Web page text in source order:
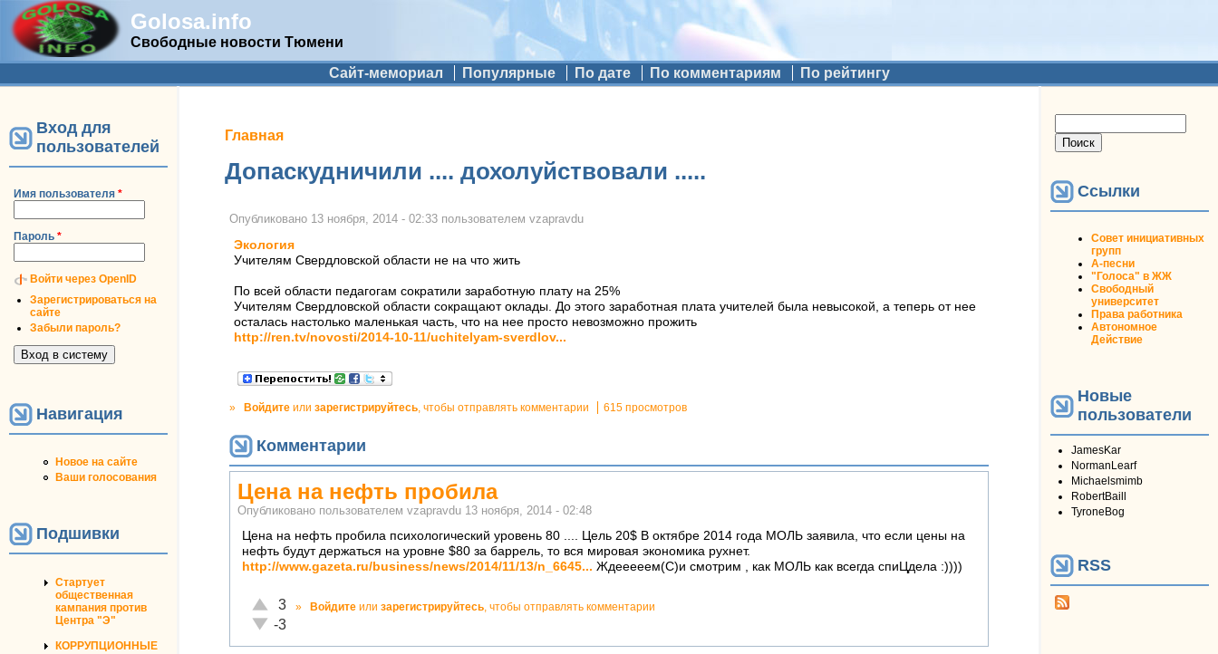
Golosa.info
Свободные новости Тюмени
Дополнительное меню Сайт-мемориал Популярные По дате По комментариям По рейтингу
Вход для
пользователей
Имя пользователя *
Пароль *
Войти через OpenID
Зарегистрироваться на
сайте
Забыли пароль?
Навигация
Новое на сайте
Ваши голосования
Подшивки
Стартует
общественная
кампания против
Центра "Э"
КОРРУПЦИОННЫЕ
Вы здесь
Главная
Допаскудничили .... дохолуйствовали .....
Опубликовано 13 ноября, 2014 - 02:33 пользователем vzapravdu
Экология
Учителям Свердловской области не на что жить
По всей области педагогам сократили заработную плату на 25%
Учителям Свердловской области сокращают оклады. До этого заработная плата учителей была невысокой, а теперь от нее
осталась настолько маленькая часть, что на нее просто невозможно прожить
http://ren.tv/novosti/2014-10-11/uchitelyam-sverdlov...
» Войдите или зарегистрируйтесь, чтобы отправлять комментарии 615 просмотров
Комментарии
Цена на нефть пробила
Опубликовано пользователем vzapravdu 13 ноября, 2014 - 02:48
Цена на нефть пробила психологический уровень 80 .... Цель 20$ В октябре 2014 года МОЛЬ заявила, что если цены на
нефть будут держаться на уровне $80 за баррель, то вся мировая экономика рухнет.
http://www.gazeta.ru/business/news/2014/11/13/n_6645... Ждееееем(С)и смотрим , как МОЛЬ как всегда спиЦдела :))))
Отлично!
3
Неадекватно!
-3
» Войдите или зарегистрируйтесь, чтобы отправлять комментарии
Ссылки
Совет инициативных
групп
А-песни
"Голоса" в ЖЖ
Свободный
университет
Права работника
Автономное
Действие
Новые
пользователи
JamesKar
NormanLearf
Michaelsmimb
RobertBaill
TyroneBog
RSS